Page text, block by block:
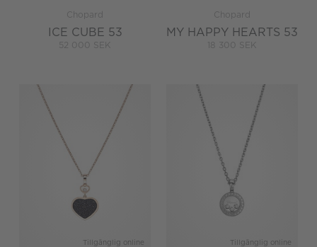
Chopard
ICE CUBE 53
52 000 SEK
Chopard
MY HAPPY HEARTS 53
18 300 SEK
Tillgänglig online Tillgänglig online